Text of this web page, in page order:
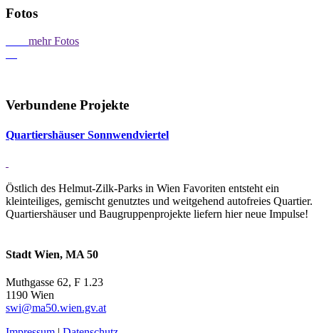
Fotos
mehr Fotos
Verbundene Projekte
Quar­tiers­häuser Sonn­wend­viertel
Östlich des Helmut-Zilk-Parks in Wien Favoriten entsteht ein
kleinteiliges, gemischt genutztes und weitgehend autofreies Quartier.
Quartiershäuser und Baugruppenprojekte liefern hier neue Impulse!
Stadt Wien, MA 50
Muthgasse 62, F 1.23
1190 Wien
swi@ma50.wien.gv.at